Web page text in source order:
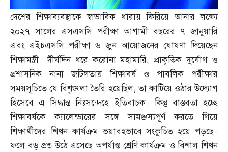
দেশের শিক্ষাব্যবস্থাকে স্বাভাবিক ধারায় ফিরিয়ে আনার লক্ষ্যে
২০২৭ সালের এসএসসি পরীক্ষা আগামী বছরের ৭ জানুয়ারি
এবং এইচএসসি পরীক্ষা ৬ জুন আয়োজনের ঘোষণা দিয়েছেন
শিক্ষামন্ত্রী। দীর্ঘদিন ধরে করোনা মহামারি,প্রাকৃতিক দুর্যোগ ও
প্রশাসনিক নানা জটিলতায় শিক্ষাবর্ষ ও পাবলিক পরীক্ষার
সময়সূচিতে যে বিশৃঙ্খলা তৈরি হয়েছিল,তা কাটিয়ে ওঠার উদ্যোগ
হিসেবে এ সিদ্ধান্ত নিঃসন্দেহে ইতিবাচক। কিন্তু বাস্তবতা হচ্ছে
শিক্ষাবর্ষকে ক্যালেন্ডারের সঙ্গে সামঞ্জস্যপূর্ণ করতে গিয়ে
শিক্ষার্থীদের শিখন কার্যক্রম ভয়াবহভাবে সংকুচিত হয়ে পড়ছে।
ফলে বড় প্রশ্ন উঠে এসেছে অপর্যাপ্ত শ্রেণি কার্যক্রম ও বিশাল শিখন